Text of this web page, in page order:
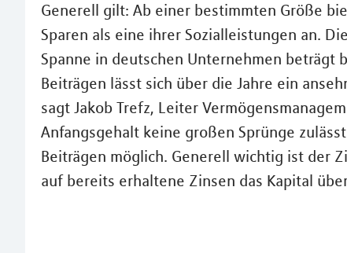
Generell gilt: Ab einer bestimmten Größe
Sparen als eine ihrer Sozialleistungen an.
Spanne in deutschen Unternehmen beträgt
Beiträgen lässt sich über die Jahre ein
sagt Jakob Trefz, Leiter
Anfangsgehalt keine großen Sprünge
Beiträgen möglich. Generell wichtig ist der
auf bereits erhaltene Zinsen das Kapital